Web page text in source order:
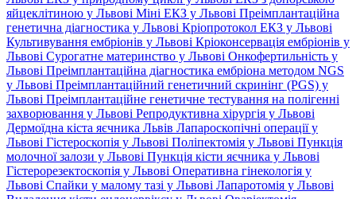
яйцеклітиною у Львові Міні ЕКЗ у Львові Преімплантаційна
генетична діагностика у Львові Кріопротокол ЕКЗ у Львові
Культивування ембріонів у Львові Кріоконсервація ембріонів у
Львові Сурогатне материнство у Львові Онкофертильність у
Львові Преімплантаційна діагностика ембріона методом NGS
у Львові Преімплантаційний генетичний скринінг (PGS) у
Львові Преімплантаційне генетичне тестування на полігенні
захворювання у Львові Репродуктивна хірургія у Львові
Дермоїдна кіста яєчника Львів Лапароскопічні операції у
Львові Гістероскопія у Львові Поліпектомія у Львові Пункція
молочної залози у Львові Пункція кісти яєчника у Львові
Гістерорезектоскопія у Львові Оперативна гінекологія у
Львові Спайки у малому тазі у Львові Лапаротомія у Львові